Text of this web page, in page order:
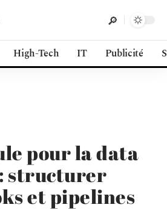
High-Tech IT Publicité
pour la data
structurer
et pipelines